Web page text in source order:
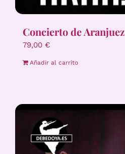
Concierto de Aranjuez
79,00 €
Añadir al carrito